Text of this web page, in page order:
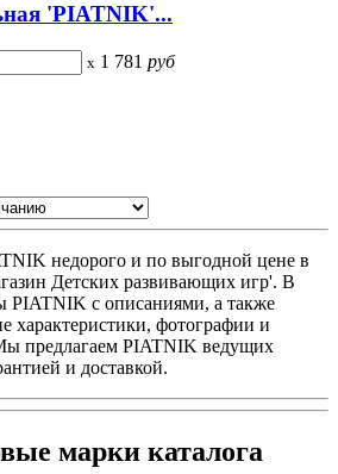
'PIATNIK'...
x 1 781 руб
недорого и по выгодной цене в
Детских развивающих игр'. В
PIATNIK с описаниями, а также
характеристики, фотографии и
предлагаем PIATNIK ведущих
и доставкой.
марки каталога